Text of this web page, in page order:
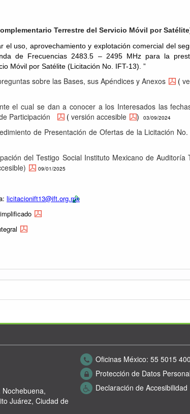
Terrestre del Servicio Móvil por
el uso, aprovechamiento y explotación comercial del
de Frecuencias 2483.5 – 2495 MHz para la
Móvil por Satélite (Licitación No. IFT-13). ”
sobre las Bases, sus Apéndices y Anexos (
el cual se dan a conocer a los Interesados las
Participación
( versión accesible ) 03/09/2024
de Presentación de Ofertas de la Licitación No.
del Testigo Social Instituto Mexicano de Auditoría
09/01/2025
licitacionift13@ift.org.mx
Nochebuena,
Juárez, Ciudad de
Oficinas México: 55 5015
Protección de Datos
Declaración de Accesibilidad